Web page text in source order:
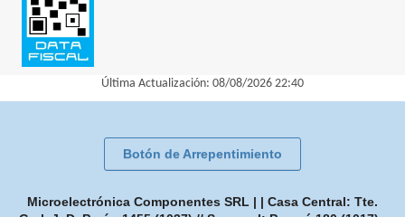
Última Actualización: 08/08/2026 22:40
Botón de Arrepentimiento
Microelectrónica Componentes SRL | | Casa Central: Tte.